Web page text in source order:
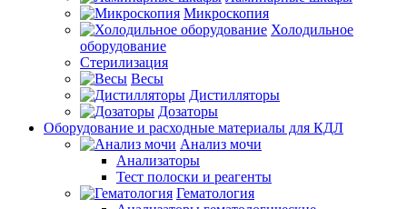
Микроскопия
Холодильное
оборудование
Стерилизация
Весы
Дистилляторы
Дозаторы
Оборудование и расходные материалы для КДЛ
Анализ мочи
Анализаторы
Тест полоски и реагенты
Гематология